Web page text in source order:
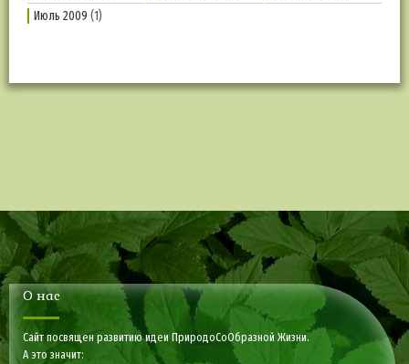
Июль 2009 (1)
О нас
Сайт посвящен развитию идеи ПриродоСоОбразной Жизни.
А это значит: